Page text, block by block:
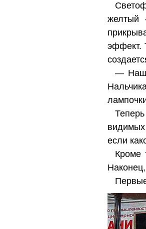
желтый
эффект.
— Наш
если
Кроме